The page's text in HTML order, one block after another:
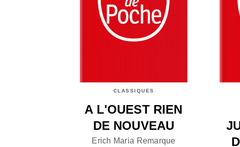
CLASSIQUES
A L'OUEST RIEN
DE NOUVEAU
Erich Maria Remarque